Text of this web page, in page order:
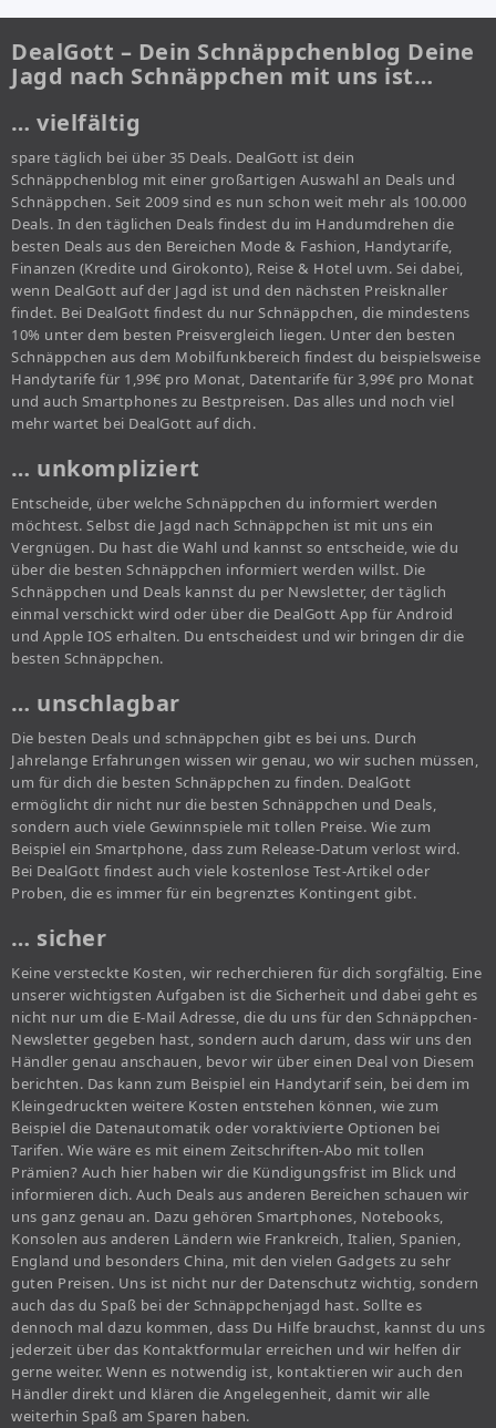
DealGott – Dein Schnäppchenblog Deine
Jagd nach Schnäppchen mit uns ist…
… vielfältig
spare täglich bei über 35 Deals. DealGott ist dein
Schnäppchenblog mit einer großartigen Auswahl an Deals und
Schnäppchen. Seit 2009 sind es nun schon weit mehr als 100.000
Deals. In den täglichen Deals findest du im Handumdrehen die
besten Deals aus den Bereichen Mode & Fashion, Handytarife,
Finanzen (Kredite und Girokonto), Reise & Hotel uvm. Sei dabei,
wenn DealGott auf der Jagd ist und den nächsten Preisknaller
findet. Bei DealGott findest du nur Schnäppchen, die mindestens
10% unter dem besten Preisvergleich liegen. Unter den besten
Schnäppchen aus dem Mobilfunkbereich findest du beispielsweise
Handytarife für 1,99€ pro Monat, Datentarife für 3,99€ pro Monat
und auch Smartphones zu Bestpreisen. Das alles und noch viel
mehr wartet bei DealGott auf dich.
… unkompliziert
Entscheide, über welche Schnäppchen du informiert werden
möchtest. Selbst die Jagd nach Schnäppchen ist mit uns ein
Vergnügen. Du hast die Wahl und kannst so entscheide, wie du
über die besten Schnäppchen informiert werden willst. Die
Schnäppchen und Deals kannst du per Newsletter, der täglich
einmal verschickt wird oder über die DealGott App für Android
und Apple IOS erhalten. Du entscheidest und wir bringen dir die
besten Schnäppchen.
… unschlagbar
Die besten Deals und schnäppchen gibt es bei uns. Durch
Jahrelange Erfahrungen wissen wir genau, wo wir suchen müssen,
um für dich die besten Schnäppchen zu finden. DealGott
ermöglicht dir nicht nur die besten Schnäppchen und Deals,
sondern auch viele Gewinnspiele mit tollen Preise. Wie zum
Beispiel ein Smartphone, dass zum Release-Datum verlost wird.
Bei DealGott findest auch viele kostenlose Test-Artikel oder
Proben, die es immer für ein begrenztes Kontingent gibt.
… sicher
Keine versteckte Kosten, wir recherchieren für dich sorgfältig. Eine
unserer wichtigsten Aufgaben ist die Sicherheit und dabei geht es
nicht nur um die E-Mail Adresse, die du uns für den Schnäppchen-
Newsletter gegeben hast, sondern auch darum, dass wir uns den
Händler genau anschauen, bevor wir über einen Deal von Diesem
berichten. Das kann zum Beispiel ein Handytarif sein, bei dem im
Kleingedruckten weitere Kosten entstehen können, wie zum
Beispiel die Datenautomatik oder voraktivierte Optionen bei
Tarifen. Wie wäre es mit einem Zeitschriften-Abo mit tollen
Prämien? Auch hier haben wir die Kündigungsfrist im Blick und
informieren dich. Auch Deals aus anderen Bereichen schauen wir
uns ganz genau an. Dazu gehören Smartphones, Notebooks,
Konsolen aus anderen Ländern wie Frankreich, Italien, Spanien,
England und besonders China, mit den vielen Gadgets zu sehr
guten Preisen. Uns ist nicht nur der Datenschutz wichtig, sondern
auch das du Spaß bei der Schnäppchenjagd hast. Sollte es
dennoch mal dazu kommen, dass Du Hilfe brauchst, kannst du uns
jederzeit über das Kontaktformular erreichen und wir helfen dir
gerne weiter. Wenn es notwendig ist, kontaktieren wir auch den
Händler direkt und klären die Angelegenheit, damit wir alle
weiterhin Spaß am Sparen haben.